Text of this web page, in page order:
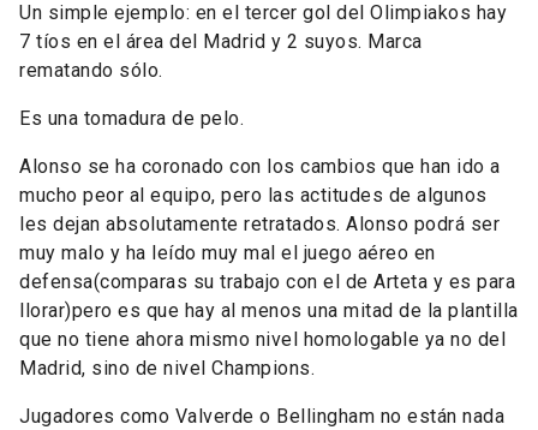
Un simple ejemplo: en el tercer gol del Olimpiakos hay
7 tíos en el área del Madrid y 2 suyos. Marca
rematando sólo.
Es una tomadura de pelo.
Alonso se ha coronado con los cambios que han ido a
mucho peor al equipo, pero las actitudes de algunos
les dejan absolutamente retratados. Alonso podrá ser
muy malo y ha leído muy mal el juego aéreo en
defensa(comparas su trabajo con el de Arteta y es para
llorar)pero es que hay al menos una mitad de la plantilla
que no tiene ahora mismo nivel homologable ya no del
Madrid, sino de nivel Champions.
Jugadores como Valverde o Bellingham no están nada